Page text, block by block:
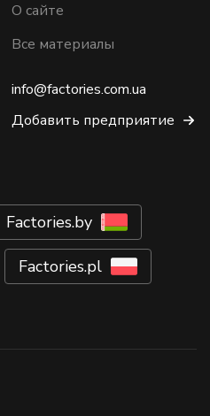
О сайте
Все материалы
info@factories.com.ua
Добавить предприятие
Factories.by
Factories.pl